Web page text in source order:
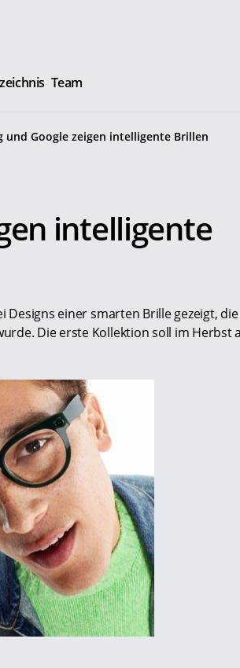
Team
und Google zeigen intelligente Brillen
intelligente
Designs einer smarten Brille gezeigt, die
Die erste Kollektion soll im Herbst